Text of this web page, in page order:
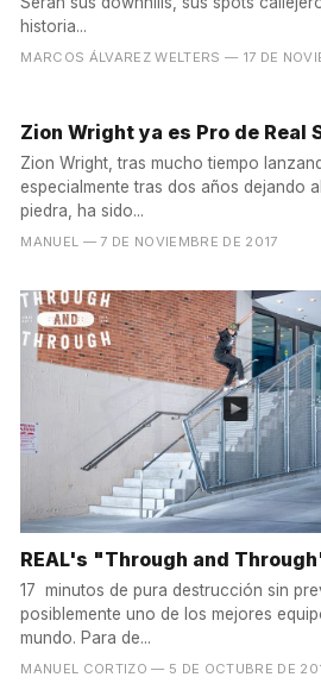
historia...
MARCOS ÁLVAREZ WELTERS — 17 DE
Zion Wright ya es Pro de Real
Zion Wright, tras mucho tiempo
especialmente tras dos años dejando
piedra, ha sido...
MANUEL — 7 DE NOVIEMBRE DE 2017
REAL's "Through and
17 minutos de pura destrucción sin
posiblemente uno de los mejores
mundo. Para de...
MANUEL CORTIZO — 5 DE OCTUBRE DE